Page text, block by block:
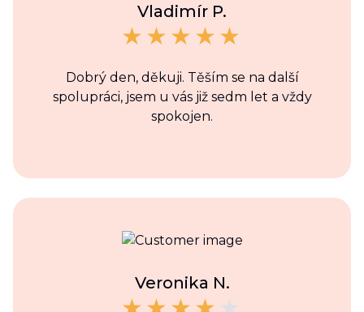
Vladimír P.
Dobrý den, děkuji. Těším se na další
spolupráci, jsem u vás již sedm let a vždy
spokojen.
Veronika N.